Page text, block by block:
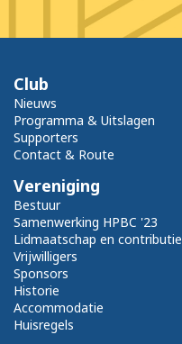
Club
Nieuws
Programma & Uitslagen
Supporters
Contact & Route
Vereniging
Bestuur
Samenwerking HPBC '23
Lidmaatschap en contributie
Vrijwilligers
Sponsors
Historie
Accommodatie
Huisregels